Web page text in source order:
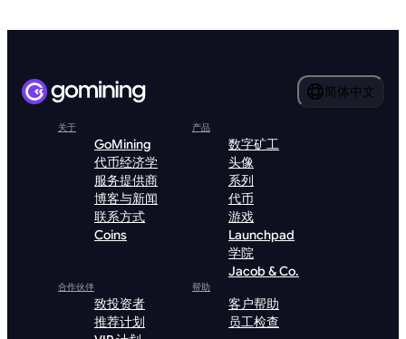
简体中文
关于
GoMining
代币经济学
服务提供商
博客与新闻
联系方式
Coins
产品
数字矿工
头像
系列
代币
游戏
Launchpad
学院
Jacob & Co.
合作伙伴
致投资者
推荐计划
帮助
客户帮助
员工检查